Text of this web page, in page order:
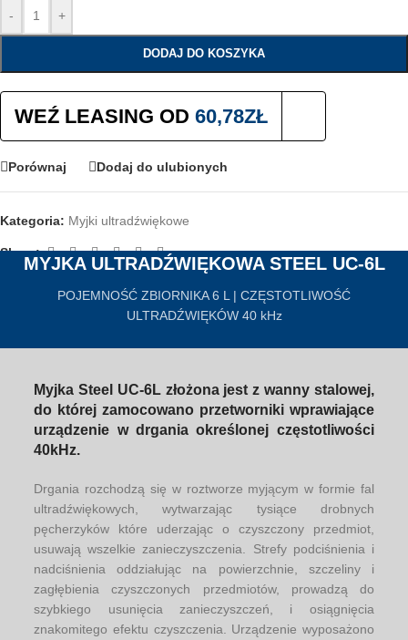
- +
DODAJ DO KOSZYKA
WEŹ LEASING OD 60,78ZŁ
Porównaj Dodaj do ulubionych
Kategoria: Myjki ultradźwiękowe
Share:
MYJKA ULTRADŹWIĘKOWA STEEL UC-6L
POJEMNOŚĆ ZBIORNIKA 6 L | CZĘSTOTLIWOŚĆ
ULTRADŹWIĘKÓW 40 kHz
Myjka Steel UC-6L złożona jest z wanny stalowej,
do której zamocowano przetworniki wprawiające
urządzenie w drgania określonej częstotliwości
40kHz.
Drgania rozchodzą się w roztworze myjącym w formie fal
ultradźwiękowych, wytwarzając tysiące drobnych
pęcherzyków które uderzając o czyszczony przedmiot,
usuwają wszelkie zanieczyszczenia. Strefy podciśnienia i
nadciśnienia oddziałując na powierzchnie, szczeliny i
zagłębienia czyszczonych przedmiotów, prowadzą do
szybkiego usunięcia zanieczyszczeń, i osiągnięcia
znakomitego efektu czyszczenia. Urządzenie wyposażono